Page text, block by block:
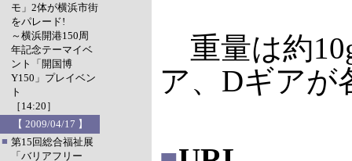
モ」2体が横浜市街
をパレード!
～横浜開港150周
年記念テーマイベ
ント「開国博
Y150」プレイベン
ト
［14:20］
【 2009/04/17 】
■ 第15回総合福祉展
「バリアフリー
重量は約
ア、Dギアが